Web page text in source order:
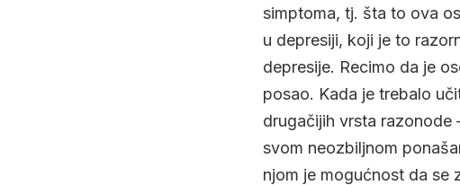
simptoma, tj. šta to ova
u depresiji, koji je to
depresije. Recimo da je
posao. Kada je trebalo
drugačijih vrsta razonode
svom neozbiljnom
njom je mogućnost da se